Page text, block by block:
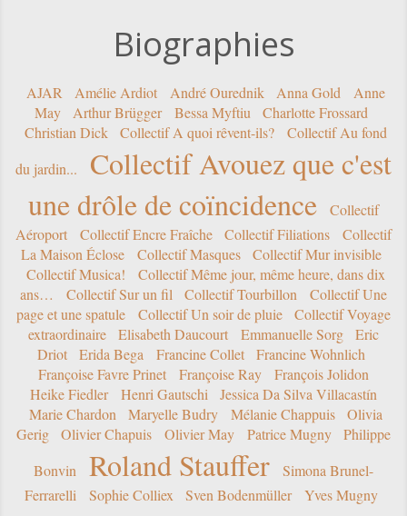
Biographies
AJAR Amélie Ardiot André Ourednik Anna Gold
Anne
May
Arthur Brügger Bessa Myftiu
Charlotte Frossard
Christian Dick
Collectif A quoi rêvent-ils?
Collectif Au fond
du jardin...
Collectif Avouez que c'est
une drôle de coïncidence
Collectif
Aéroport
Collectif Encre Fraîche Collectif Filiations
Collectif
La Maison Éclose
Collectif Masques
Collectif Mur invisible
Collectif Musica!
Collectif Même jour, même heure, dans dix
ans…
Collectif Sur un fil Collectif Tourbillon
Collectif Une
page et une spatule
Collectif Un soir de pluie
Collectif Voyage
extraordinaire
Elisabeth Daucourt Emmanuelle Sorg
Eric
Driot
Erida Bega Francine Collet
Francine Wohnlich
Françoise Favre Prinet
Françoise Ray
François Jolidon
Heike Fiedler
Henri Gautschi
Jessica Da Silva Villacastín
Marie Chardon
Maryelle Budry Mélanie Chappuis
Olivia
Gerig
Olivier Chapuis Olivier May Patrice Mugny
Philippe
Bonvin
Roland Stauffer
Simona Brunel-
Ferrarelli
Sophie Colliex Sven Bodenmüller Yves Mugny